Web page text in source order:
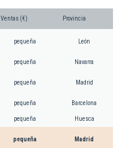
Ventas (€) Provincia
pequeña León
pequeña Navarra
pequeña Madrid
pequeña Barcelona
pequeña Huesca
pequeña Madrid